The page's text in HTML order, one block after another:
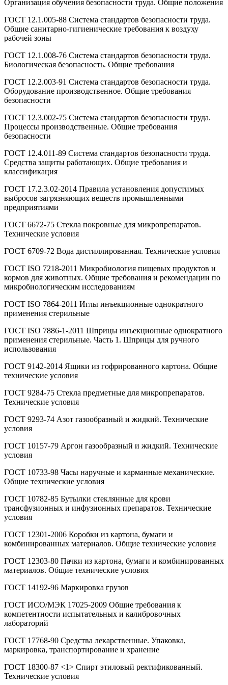
Организация обучения безопасности труда. Общие положения
ГОСТ 12.1.005-88 Система стандартов безопасности труда.
Общие санитарно-гигиенические требования к воздуху
рабочей зоны
ГОСТ 12.1.008-76 Система стандартов безопасности труда.
Биологическая безопасность. Общие требования
ГОСТ 12.2.003-91 Система стандартов безопасности труда.
Оборудование производственное. Общие требования
безопасности
ГОСТ 12.3.002-75 Система стандартов безопасности труда.
Процессы производственные. Общие требования
безопасности
ГОСТ 12.4.011-89 Система стандартов безопасности труда.
Средства защиты работающих. Общие требования и
классификация
ГОСТ 17.2.3.02-2014 Правила установления допустимых
выбросов загрязняющих веществ промышленными
предприятиями
ГОСТ 6672-75 Стекла покровные для микропрепаратов.
Технические условия
ГОСТ 6709-72 Вода дистиллированная. Технические условия
ГОСТ ISO 7218-2011 Микробиология пищевых продуктов и
кормов для животных. Общие требования и рекомендации по
микробиологическим исследованиям
ГОСТ ISO 7864-2011 Иглы инъекционные однократного
применения стерильные
ГОСТ ISO 7886-1-2011 Шприцы инъекционные однократного
применения стерильные. Часть 1. Шприцы для ручного
использования
ГОСТ 9142-2014 Ящики из гофрированного картона. Общие
технические условия
ГОСТ 9284-75 Стекла предметные для микропрепаратов.
Технические условия
ГОСТ 9293-74 Азот газообразный и жидкий. Технические
условия
ГОСТ 10157-79 Аргон газообразный и жидкий. Технические
условия
ГОСТ 10733-98 Часы наручные и карманные механические.
Общие технические условия
ГОСТ 10782-85 Бутылки стеклянные для крови
трансфузионных и инфузионных препаратов. Технические
условия
ГОСТ 12301-2006 Коробки из картона, бумаги и
комбинированных материалов. Общие технические условия
ГОСТ 12303-80 Пачки из картона, бумаги и комбинированных
материалов. Общие технические условия
ГОСТ 14192-96 Маркировка грузов
ГОСТ ИСО/МЭК 17025-2009 Общие требования к
компетентности испытательных и калибровочных
лабораторий
ГОСТ 17768-90 Средства лекарственные. Упаковка,
маркировка, транспортирование и хранение
ГОСТ 18300-87 <1> Спирт этиловый ректификованный.
Технические условия